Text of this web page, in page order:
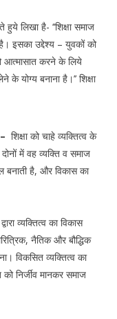
लिखा है- ‘‘शिक्षा समाज
इसका उद्देश्य – युवकों को
आत्मासात करने के लिये
योग्य बनाना है।’’ शिक्षा
शिक्षा को चाहे व्यक्तित्व के
में वह व्यक्ति व समाज
बनाती है, और विकास का
द्वारा व्यक्तित्व का विकास
नैतिक और बौद्धिक
विकसित व्यक्तित्व का
निर्जीव मानकर समाज